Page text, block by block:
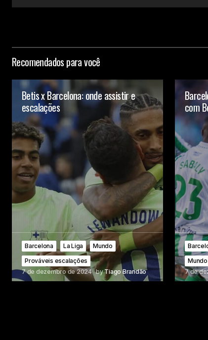
Recomendados para você
Betis x Barcelona: onde assistir e
escalações
Barcelona La Liga
Mundo
Prováveis escalações
7 de dezembro de 2024 byTiago Brandão
com
Mundo
7 de